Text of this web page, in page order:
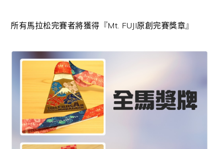
所有馬拉松完賽者將獲得『Mt. FUJI原創完賽獎章』